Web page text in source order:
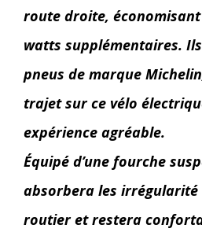
route droite,
watts supplémentaires.
pneus de marque
trajet sur ce vélo
expérience agréable.
Équipé d’une fourche
absorbera les irrégularité
routier et restera